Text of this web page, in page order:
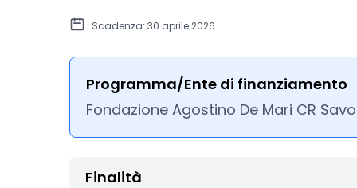
Scadenza: 30 aprile 2026
Programma/Ente di finanziamento
Fondazione Agostino De Mari CR
Finalità